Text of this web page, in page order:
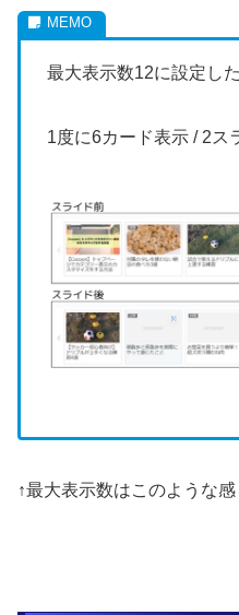
最大表示数12に設定し
1度に6カード表示 / 2
↑最大表示数はこのような感